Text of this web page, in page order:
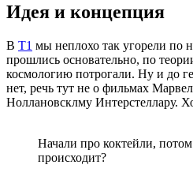
Идея и концепция
В Т1 мы неплохо так угорели по
прошлись основательно, по
космологию потрогали. Ну и до
нет, речь тут не о фильмах
Ноллановсклму Интерстеллару.
Начали про коктейли,
происходит?